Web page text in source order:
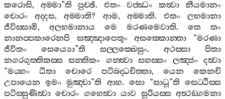
කරොසි, අම‍්මා”ති පුච‍්ඡි. එතං වජ‍්ඣං කත්‍වා
නීයමානං
චොරං
අද‍්දස,අම‍්මාති? ආම, අම‍්මාති. එතං
ලභමානා
ජීවිස‍්සාමි, අලභමානාය මෙ මරණමෙවාති. තෙ
තං
නානප‍්පකාරෙනපි
සඤ‍්ඤාපෙතුං අසක‍්කොන‍්තා “මරණා
ජීවිතං
සෙය්‍යො”ති සල‍්ලක‍්ඛෙසුං. අථස‍්සා
පිතා
නගරගුත‍්තිකස‍්ස
සන‍්තිකං ගන‍්ත්‍වා සහස‍්සං ලඤ‍්ජං
දත්‍වා
“මය‍්හං ධීතා චොරෙ පටිබද‍්ධචිත‍්තා, යෙන
කෙනචි
උපායෙන ඉමං මුඤ‍්චා”ති ආහ. සො“සාධූ”ති සෙට‍්ඨිස‍්ස
පටිස‍්සුණිත්‍වා චොරං ගහෙත්‍වා යාව සූරියස‍්ස අත්‍ථඞ‍්ගමනා